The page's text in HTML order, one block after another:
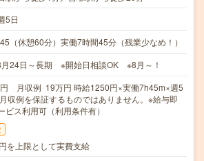
5日
（休憩60分）実働7時間45分（残業少なめ！）
24日～長期 ※開始日相談OK ※8月～！
月収例 19万円 時給1250円×実働7h45m×週5
収例を保証するものではありません。※給与即
ビス利用可（利用条件有）
を上限として実費支給